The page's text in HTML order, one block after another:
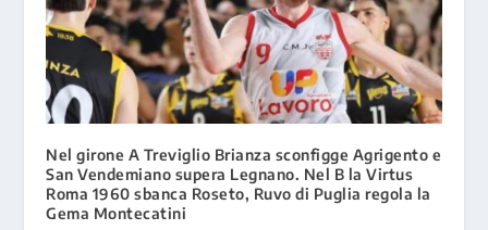
Nel girone A Treviglio Brianza sconfigge Agrigento e
San Vendemiano supera Legnano. Nel B la Virtus
Roma 1960 sbanca Roseto, Ruvo di Puglia regola la
Gema Montecatini